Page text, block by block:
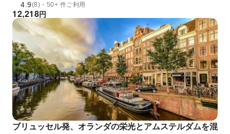
4.9(8)・50+ 件ご利用
円
12,218
ブリュッセル発、オランダの栄光とアムステルダムを混